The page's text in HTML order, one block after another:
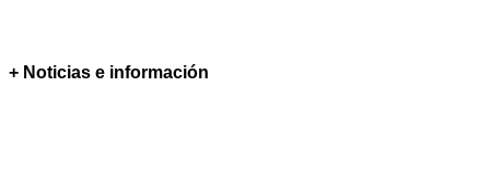
+ Noticias e información